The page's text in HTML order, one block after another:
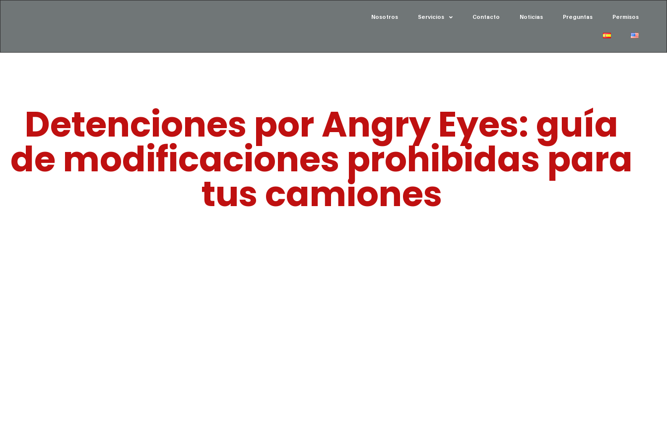
Nosotros Servicios Contacto Noticias Preguntas Permisos
Detenciones por Angry Eyes: guía
de modificaciones prohibidas para
tus camiones